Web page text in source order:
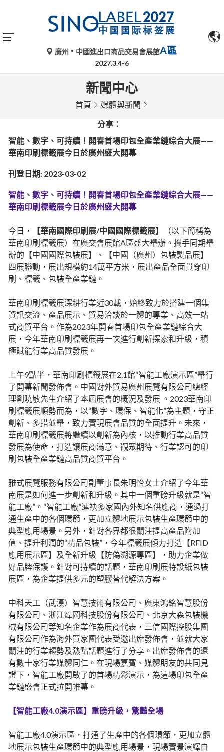
廣州 中國進出口商品交易會展館A區
2027.3.4-6
新聞中心
首頁 媒體與新聞
分享：
智能、數字、可持續！開春首場印包全產業鏈綜合大展——
華南印刷標籤展今日於廣州盛大開幕
刊登日期: 2023-03-02
智能、數字、可持續！開春首場印包全產業鏈綜合大展——
華南印刷標籤展今日於廣州盛大開幕
今日， 【華南國際印刷展/中國國際標籤展】
（以下簡稱為
華南印刷標籤展）在廣交會展館A區盛大舉辦。攜手同期舉
辦的【中國國際包裝展】、【中國（廣州）包裝製品展】
四展聯動，展出規模約14萬平方米，展出產品全面貫穿印
刷、標籤、包裝全產業鏈。
華南印刷標籤展深耕行業近30載，始終致力於搭建一個集
資訊交流、產品展示、貿易洽談於一體的專業、高效一站
式商貿平台。作為2023年開春首場印包全產業鏈綜合大
展，今年華南印刷標籤展再一次進行創新探索和升級，積
極賦能行業高品質發展。
上午9點半，華南印刷標籤展在2.1館“智能工廠演示區”舉行
了開幕新聞發佈會。中國對外貿易廣州展覽有限公司總經
理劉曉敏先生介紹了本屆展會的概況及發展 。2023華南印
刷標籤展順勢而為，以“數字、環保、智能化”為主題，守正
創新、多措並舉，致力實現展會品質的全面提升。未來，
華南印刷標籤展將繼續以創新為內核，以推動行業高品質
發展為使命，打造讓展商滿意、觀眾期待、行業認可的印
刷包裝全產業鏈高品質商貿平台。
雅式展覽服務有限公司副董事長朱明怡女士介紹了今年華
南展是如何進一步創新和升級。其中一個重磅升級就是“智
能工廠”。“智能工廠”連袂多家國內外知名供應商，通過打
通生產中的各個環節，更加立體地展示包裝生產環節中的
典型應用場景。另外，針對各界都很關注提高產品附加
值、提升利潤的“精品包裝”，今年標籤展傾力打造【RFID
應用展示區】及全新升級【防偽溯源專區】，助力企業做
好品牌保護。針對可持續的話題，華南印刷展特設紙包裝
展區，為企業提供多元的塑膠替代解決方案。
中科天工（武漢）智慧技術有限公司、廣東鴻銘智慧股份
有限公司、浙江煒岡科技股份有限公司、北京大森包裝機
械有限公司等知名企業作為展商代表，三信國際控股集團
有限公司作為海外買家團代表受邀出席發佈會，並就大家
關注的行業趨勢及熱點話題進行了分享。出席發佈會的還
有數十家行業媒體同仁。在現場嘉賓、媒體朋友的共同見
證下，智能工廠開啟了的首場精彩演示，為這場印包全產
業鏈盛會正式拉開帷幕。
【智能工廠4.0演示區】重磅升級，驚豔全場
智能工廠4.0演示區，打通了生產中的各個環節，更加立體
地展示包裝生產環節中的典型應用場景，現場實景演繹自